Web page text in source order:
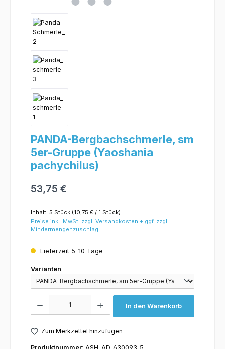
PANDA-Bergbachschmerle, sm
5er-Gruppe (Yaoshania
pachychilus)
53,75 €
Inhalt: 5 Stück (10,75 € / 1 Stück)
Preise inkl. MwSt. zzgl. Versandkosten + ggf. zzgl.
Mindermengenzuschlag
Lieferzeit 5-10 Tage
Varianten
Varianten
In den Warenkorb
Zum Merkzettel hinzufügen